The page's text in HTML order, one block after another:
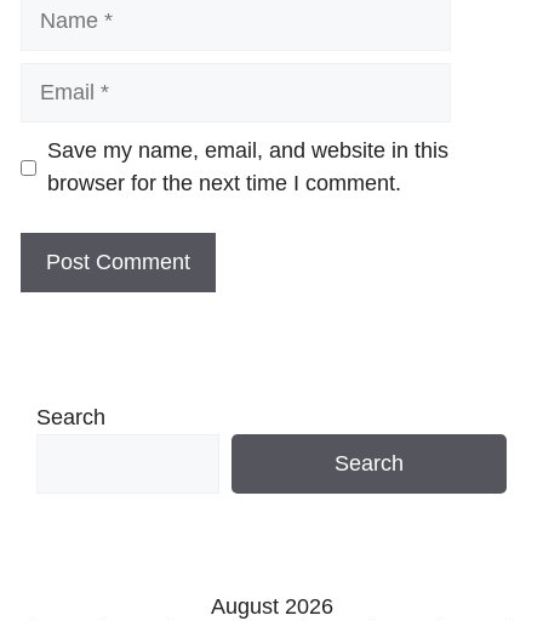
Website
Save my name, email, and website in this
browser for the next time I comment.
Search
Search
August 2026